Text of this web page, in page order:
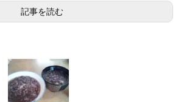
記事を読む